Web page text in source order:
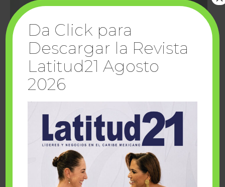
Cuando la solidaridad inspira; cumplen
sueños Fairmont Mayakoba y Make-A-Wish
Da Click para
Descargar la Revista
Latitud21 Agosto
2026